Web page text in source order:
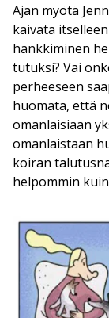
Ajan myötä
kaivata
hankkiminen
tutuksi? Vai
perheeseen
huomata, että
omanlaisiaan
omanlaistaan
koiran
helpommin